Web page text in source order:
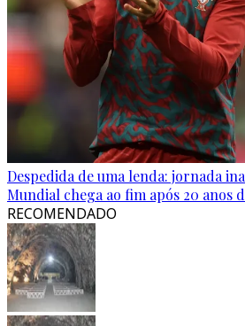
Despedida de uma lenda: jornada
Mundial chega ao fim após 20 anos
RECOMENDADO